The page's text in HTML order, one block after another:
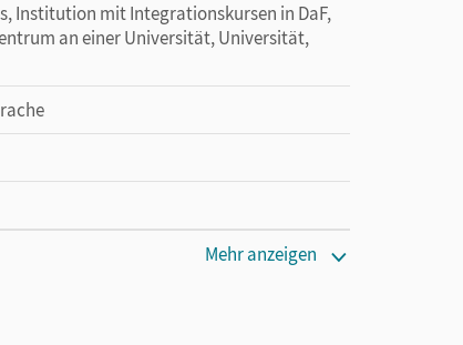
Institution mit Integrationskursen in DaF,
an einer Universität, Universität,
Mehr anzeigen